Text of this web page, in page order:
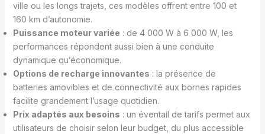
ville ou les longs trajets, ces modèles offrent entre 100 et
160 km d’autonomie.
Puissance moteur variée : de 4 000 W à 6 000 W, les
performances répondent aussi bien à une conduite
dynamique qu’économique.
Options de recharge innovantes : la présence de
batteries amovibles et de connectivité aux bornes rapides
facilite grandement l’usage quotidien.
Prix adaptés aux besoins : un éventail de tarifs permet aux
utilisateurs de choisir selon leur budget, du plus accessible